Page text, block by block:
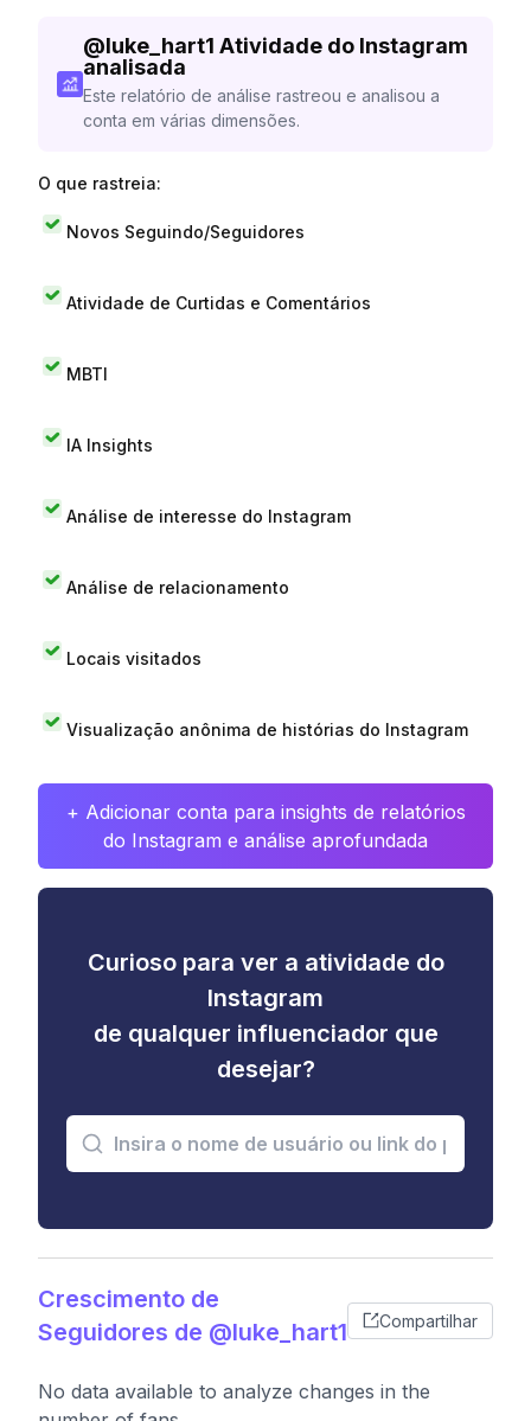
@luke_hart1 Atividade do Instagram
analisada
Este relatório de análise rastreou e analisou a
conta em várias dimensões.
O que rastreia:
Novos Seguindo/Seguidores
Atividade de Curtidas e Comentários
MBTI
IA Insights
Análise de interesse do Instagram
Análise de relacionamento
Locais visitados
Visualização anônima de histórias do Instagram
+ Adicionar conta para insights de relatórios
do Instagram e análise aprofundada
Curioso para ver a atividade do
Instagram
de qualquer influenciador que
desejar?
Crescimento de
Seguidores de @luke_hart1
Compartilhar
No data available to analyze changes in the